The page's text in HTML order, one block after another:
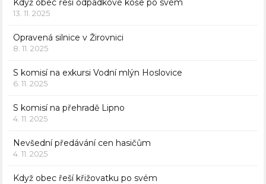
Když obec řeší odpadkové koše po svém
13. 11. 2025
Opravená silnice v Žirovnici
8. 11. 2025
S komisí na exkursi Vodní mlýn Hoslovice
6. 11. 2025
S komisí na přehradě Lipno
4. 11. 2025
Nevšední předávání cen hasičům
4. 11. 2025
Když obec řeší křižovatku po svém